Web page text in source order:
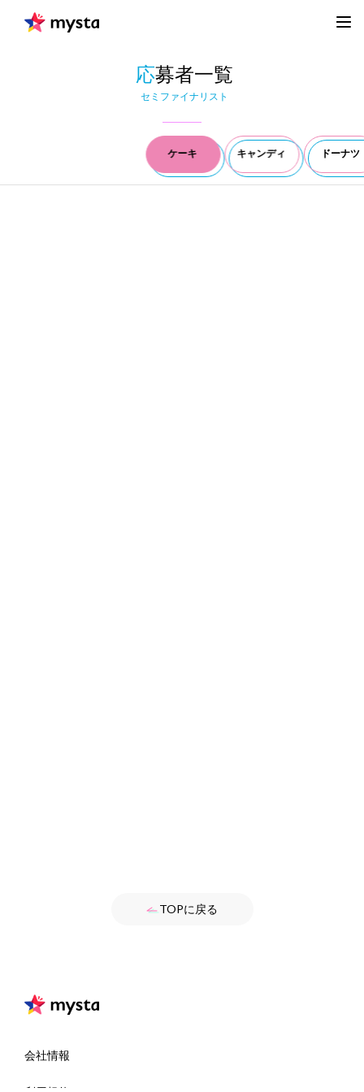
応募者一覧
セミファイナリスト
ケーキ キャンディ ドーナツ
TOPに戻る
会社情報